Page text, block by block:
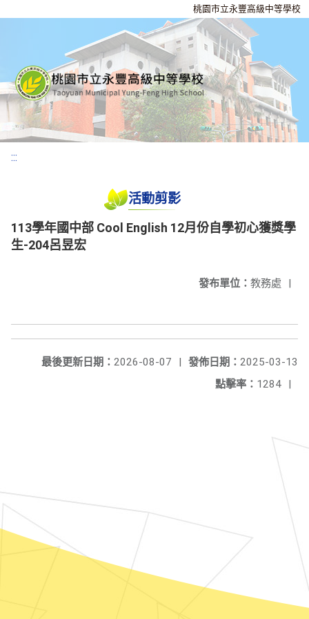
桃園市立永豐高級中等學校
:::
活動剪影
113學年國中部 Cool English 12月份自學初心獲獎學
生-204呂昱宏
發布單位： 教務處 |
發佈日期： 2025-03-13
最後更新日期： 2026-08-07
|
點擊率： 1284 |